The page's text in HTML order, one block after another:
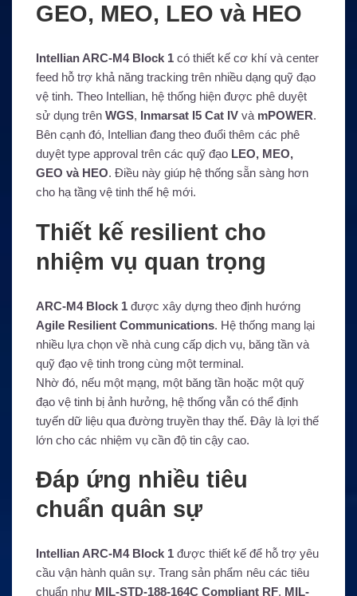
GEO, MEO, LEO và HEO
Intellian ARC-M4 Block 1 có thiết kế cơ khí và center
feed hỗ trợ khả năng tracking trên nhiều dạng quỹ đạo
vệ tinh. Theo Intellian, hệ thống hiện được phê duyệt
sử dụng trên WGS, Inmarsat I5 Cat IV và mPOWER.
Bên cạnh đó, Intellian đang theo đuổi thêm các phê
duyệt type approval trên các quỹ đạo LEO, MEO,
GEO và HEO. Điều này giúp hệ thống sẵn sàng hơn
cho hạ tầng vệ tinh thế hệ mới.
Thiết kế resilient cho
nhiệm vụ quan trọng
ARC-M4 Block 1 được xây dựng theo định hướng
Agile Resilient Communications. Hệ thống mang lại
nhiều lựa chọn về nhà cung cấp dịch vụ, băng tần và
quỹ đạo vệ tinh trong cùng một terminal.
Nhờ đó, nếu một mạng, một băng tần hoặc một quỹ
đạo vệ tinh bị ảnh hưởng, hệ thống vẫn có thể định
tuyến dữ liệu qua đường truyền thay thế. Đây là lợi thế
lớn cho các nhiệm vụ cần độ tin cậy cao.
Đáp ứng nhiều tiêu
chuẩn quân sự
Intellian ARC-M4 Block 1 được thiết kế để hỗ trợ yêu
cầu vận hành quân sự. Trang sản phẩm nêu các tiêu
chuẩn như MIL-STD-188-164C Compliant RF, MIL-